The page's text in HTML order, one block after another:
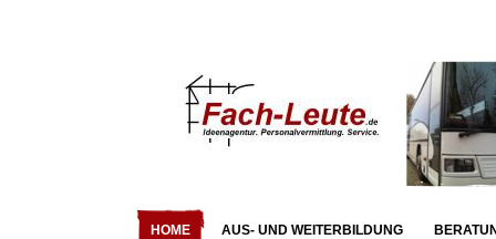
HOME AUS- UND WEITERBILDUNG